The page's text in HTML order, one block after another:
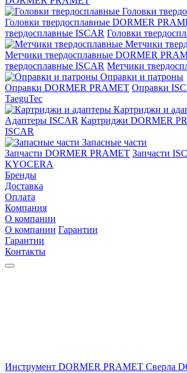
Головки
Головки твердосплавные DORMER
твердосплавные ISCAR Головки
Метчики
Метчики твердосплавные DORMER
твердосплавные ISCAR Метчики
Оправки и патроны
Оправки DORMER PRAMET Оправки
TaeguTec
Картриджи и
Адаптеры ISCAR Картриджи DORMER
ISCAR
Запасные части
Запчасти DORMER PRAMET Запчасти
KYOCERA
Бренды
Доставка
Оплата
Компания
О компании
О компании Гарантии
Гарантии
Контакты
Инструмент DORMER PRAMET Сверла